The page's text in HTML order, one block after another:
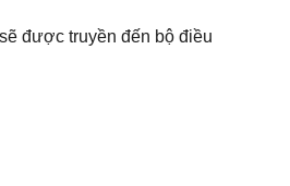
được truyền đến bộ điều